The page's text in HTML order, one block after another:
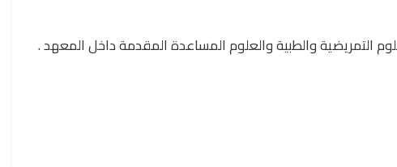
التمريضية والطبية والعلوم المساعدة المقدمة داخل المعهد .